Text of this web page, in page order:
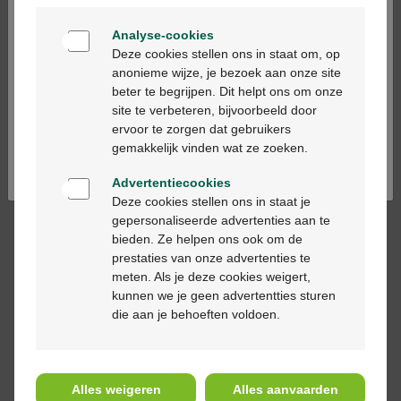
Zoek en kiesje apotheek
Kies de Multipharma apotheek
jouw geneesmiddelen wil reserveren.
Bienvenue
Ga verder in het nederlands
Continuez en français
Analyse-cookies
Deze cookies stellen ons in staat om, op
anonieme wijze, je bezoek aan onze site
beter te begrijpen. Dit helpt ons om onze
site te verbeteren, bijvoorbeeld door
ervoor te zorgen dat gebruikers
gemakkelijk vinden wat ze zoeken.
Advertentiecookies
Deze cookies stellen ons in staat je
gepersonaliseerde advertenties aan te
bieden. Ze helpen ons ook om de
prestaties van onze advertenties te
meten. Als je deze cookies weigert,
kunnen we je geen advertentties sturen
die aan je behoeften voldoen.
Alles weigeren Alles aanvaarden